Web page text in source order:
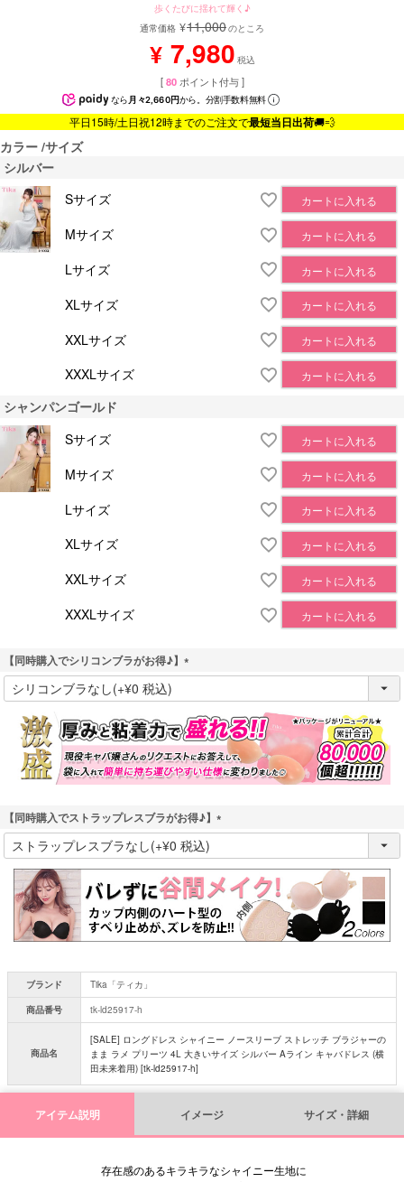
歩くたびに揺れて輝く♪
通常価格 ¥11,000のところ
¥ 7,980 税込
[ 80 ポイント付与 ]
なら月々2,660円から。分割手数料無料
平日15時/土日祝12時までのご注文で最短当日出荷🚚💨
カラー サイズ
シルバー
Sサイズ
カートに入れる
Mサイズ カートに入れる
Lサイズ カートに入れる
XLサイズ カートに入れる
XXLサイズ カートに入れる
XXXLサイズ カートに入れる
シャンパンゴールド
Sサイズ
カートに入れる
Mサイズ カートに入れる
Lサイズ カートに入れる
XLサイズ カートに入れる
XXLサイズ カートに入れる
XXXLサイズ カートに入れる
【同時購入でシリコンブラがお得♪】
(
必
須
)
【同時購入でストラップレスブラがお得♪】
(
必
須
)
ブランド
Tika「ティカ」
商品番号
tk-ld25917-h
商品名
[SALE] ロングドレス シャイニー ノースリーブ ストレッチ ブラジャーの
まま ラメ プリーツ 4L 大きいサイズ シルバー Aライン キャバドレス (横
田未来着用) [tk-ld25917-h]
アイテム説明 イメージ サイズ・詳細
存在感のあるキラキラなシャイニー生地に